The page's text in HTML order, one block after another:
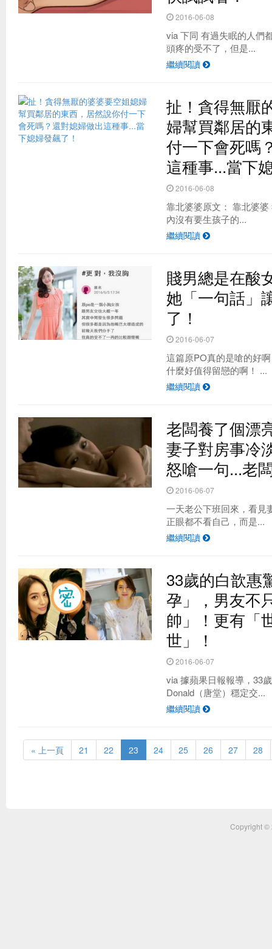
2016-06-08
via 下同 有過失眠的人們
頭疼的受不了，但是...
繼續閱讀
扯！貪得無厭
婦幫買鄰居的
付一下會死嗎
這種事...當下
2016-06-08
靠北婆婆原文： 靠北婆
內沒有要生孩子的...
繼續閱讀
賤男總是在酸
她「一句話」
了！
2016-06-07
這篇原PO真的是嗆的好
什麼好值得留戀的啊！ ...
繼續閱讀
老闆養了個漂
妻子對房事冷
怒嗆一句...老
2016-06-07
一天老公下班回來，看見
正眼都不看自己，而是...
繼續閱讀
33歲的白歆惠
孕」，男友不
帥」！更有「
世」！
2016-06-07
via 據蘋果日報報導，33
Donald（唐堂）穩定交...
繼續閱讀
« 上一頁 21 22 23 24 25 26 27 28
Copyright ©